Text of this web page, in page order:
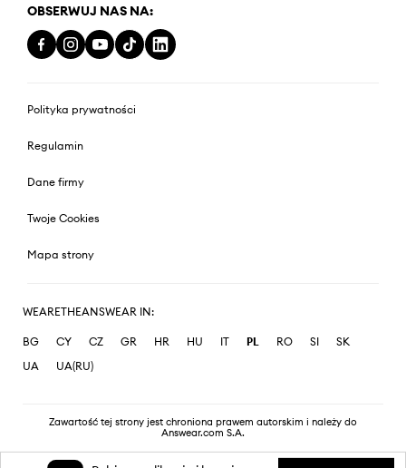
OBSERWUJ NAS NA:
Polityka prywatności
Regulamin
Dane firmy
Twoje Cookies
Mapa strony
WEARETHEANSWEAR IN:
BG CY CZ GR HR HU IT PL RO SI
SK
UA
UA(RU)
Zawartość tej strony jest chroniona prawem autorskim i należy do
Answear.com S.A.